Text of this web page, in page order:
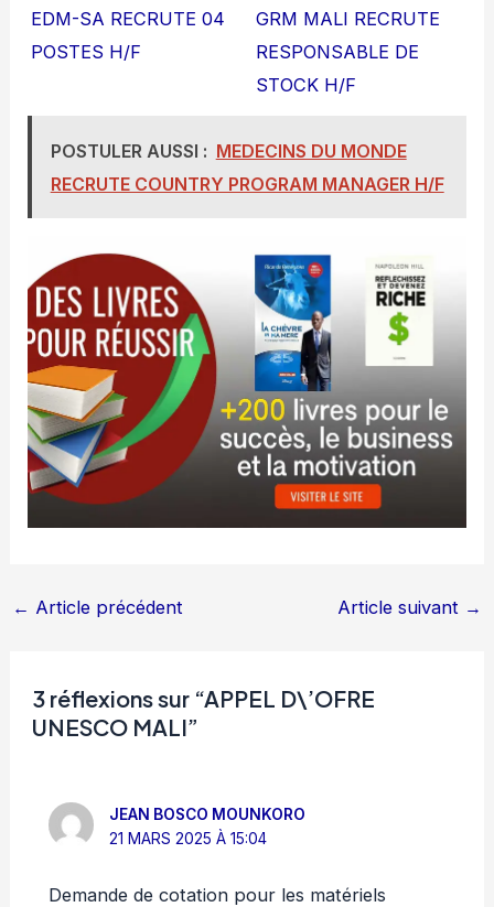
EDM-SA RECRUTE 04
POSTES H/F
GRM MALI RECRUTE
RESPONSABLE DE
STOCK H/F
POSTULER AUSSI : MEDECINS DU MONDE
RECRUTE COUNTRY PROGRAM MANAGER H/F
← Article précédent Article suivant →
3 réflexions sur “APPEL D\’OFRE
UNESCO MALI”
JEAN BOSCO MOUNKORO
21 MARS 2025 À 15:04
Demande de cotation pour les matériels